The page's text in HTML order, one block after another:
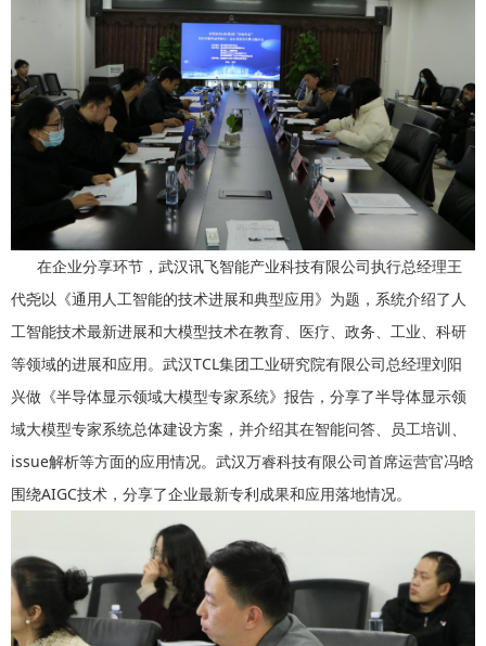
在企业分享环节，武汉讯飞智能产业科技有限公司执行总经理王
代尧以《通用人工智能的技术进展和典型应用》为题，系统介绍了人
工智能技术最新进展和大模型技术在教育、医疗、政务、工业、科研
等领域的进展和应用。武汉TCL集团工业研究院有限公司总经理刘阳
兴做《半导体显示领域大模型专家系统》报告，分享了半导体显示领
域大模型专家系统总体建设方案，并介绍其在智能问答、员工培训、
issue解析等方面的应用情况。武汉万睿科技有限公司首席运营官冯晗
围绕AIGC技术，分享了企业最新专利成果和应用落地情况。